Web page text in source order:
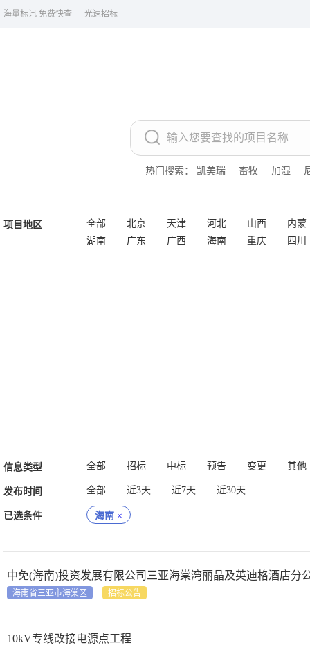
海量标讯 免费快查 — 光速招标
热门搜索： 凯美瑞 畜牧 加湿
项目地区 全部 北京 天津 河北 山西
内蒙
湖南
广东 广西 海南 重庆 四川
信息类型 全部 招标 中标 预告 变更 其他
发布时间 全部 近3天 近7天 近30天
已选条件 海南 ×
海南省三亚市海棠区 招标公告
10kV专线改接电源点工程